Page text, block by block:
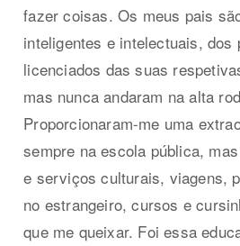
fazer coisas. Os meus pais
inteligentes e intelectuais, dos
licenciados das suas
mas nunca andaram na alta
Proporcionaram-me uma
sempre na escola pública,
e serviços culturais, viagens,
no estrangeiro, cursos e
que me queixar. Foi essa